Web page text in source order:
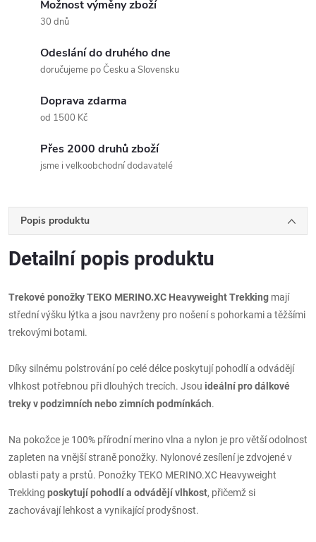
Možnost výměny zboží
30 dnů
Odeslání do druhého dne
doručujeme po Česku a Slovensku
Doprava zdarma
od 1500 Kč
Přes 2000 druhů zboží
jsme i velkoobchodní dodavatelé
Popis produktu
Detailní popis produktu
Trekové ponožky TEKO MERINO.XC Heavyweight Trekking mají
střední výšku lýtka a jsou navrženy pro nošení s pohorkami a těžšími
trekovými botami.
Díky silnému polstrování po celé délce poskytují pohodlí a odvádějí
vlhkost potřebnou při dlouhých trecích. Jsou ideální pro dálkové
treky v podzimních nebo zimních podmínkách.
Na pokožce je 100% přírodní merino vlna a nylon je pro větší odolnost
zapleten na vnější straně ponožky. Nylonové zesílení je zdvojené v
oblasti paty a prstů. Ponožky TEKO MERINO.XC Heavyweight
Trekking poskytují pohodlí a odvádějí vlhkost, přičemž si
zachovávají lehkost a vynikající prodyšnost.